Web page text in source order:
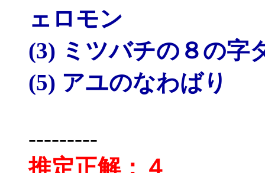
ェロモン
(3) ミツバチの８の
(5) アユのなわばり
---------
推定正解：４